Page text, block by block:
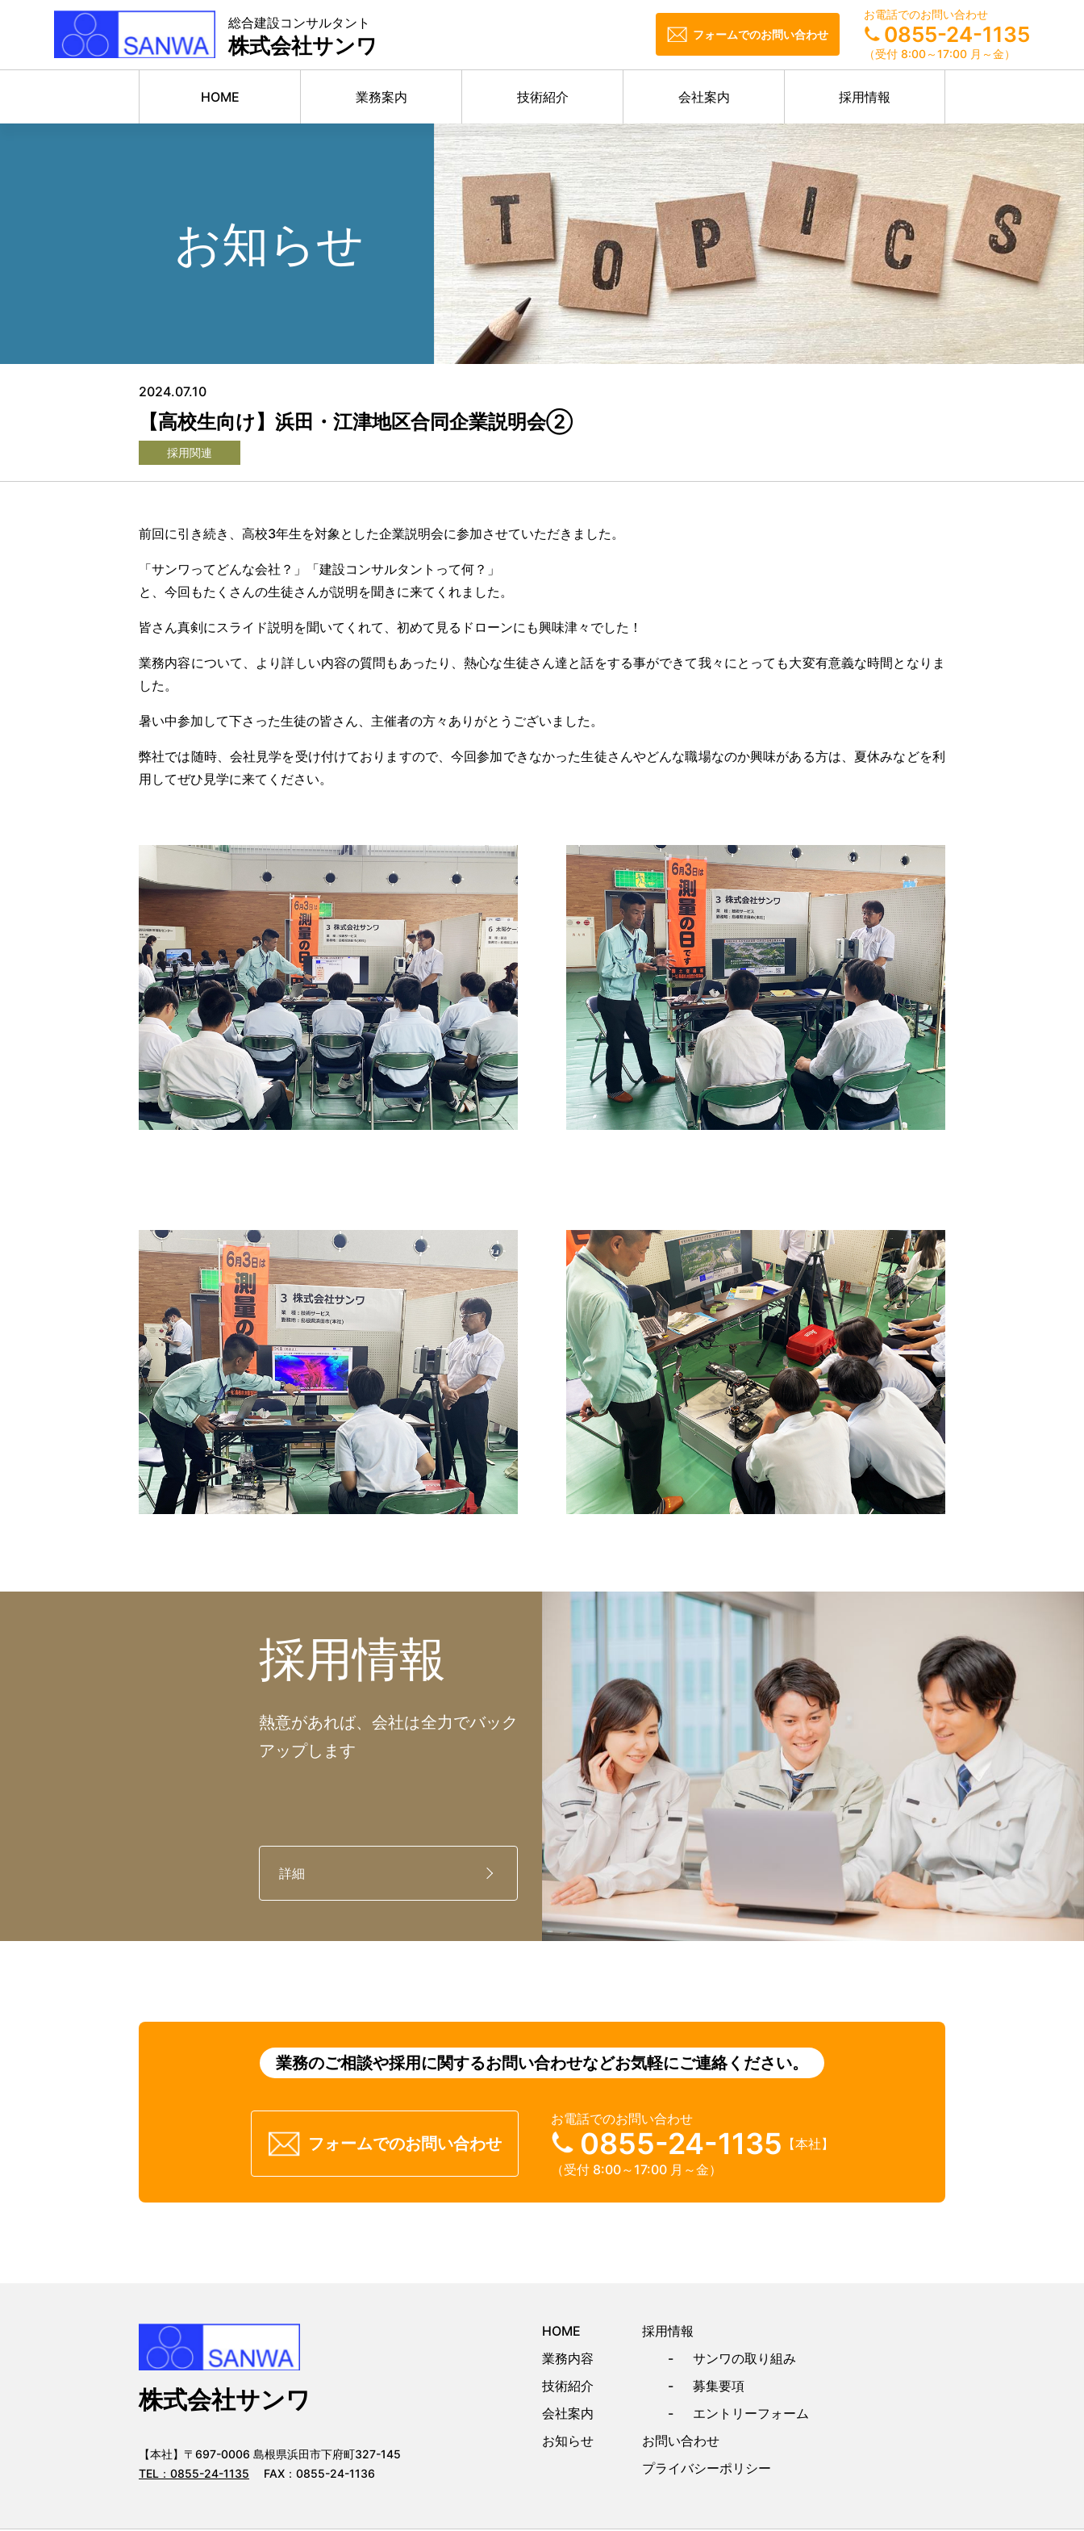
総合建設コンサルタント
株式会社サンワ フォームでのお問い合わせ
お電話でのお問い合わせ
0855-24-1135
（受付 8:00～17:00 月～金）
HOME 業務案内 技術紹介 会社案内 採用情報
お知らせ
2024.07.10
【高校生向け】浜田・江津地区合同企業説明会②
採用関連
前回に引き続き、高校3年生を対象とした企業説明会に参加させていただきました。
「サンワってどんな会社？」「建設コンサルタントって何？」
と、今回もたくさんの生徒さんが説明を聞きに来てくれました。
皆さん真剣にスライド説明を聞いてくれて、初めて見るドローンに も興味津々でした！
業務内容について、より詳しい内容の質問もあったり、熱心な生徒さん達と話をする事ができて我々にとっても大変有意義な時間となりま
した。
暑い中参加して下さった生徒の皆さん、主催者の方々ありがとうございました。
弊社では随時、会社見学を受け付けておりますので、今回参加でき なかった生徒さんやどんな職場なのか興味がある方は、夏休みなどを利
用してぜひ見学に来てください。
採用情報
熱意があれば、会社は全力でバック
アップします
詳細
業務のご相談や採用に関するお問い合わせなどお気軽にご連絡ください。
フォームでのお問い合わせ
お電話でのお問い合わせ
0855-24-1135 【本社】
（受付 8:00～17:00 月～金）
株式会社サンワ
【本社】〒697-0006 島根県浜田市下府町327-145
TEL： 0855-24-1135 FAX：0855-24-1136
HOME
業務内容
技術紹介
会社案内
お知らせ
採用情報
サンワの取り組み
募集要項
エントリーフォーム
お問い合わせ
プライバシーポリシー